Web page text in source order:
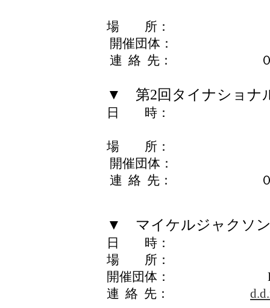
場 所： ケヤ
開催団体： NPO法
連 絡 先： ０９０
▼ 第2回タイナショナ
日 時： 12月5日
場 所： ケヤ
開催団体： NPO法
連 絡 先： ０９０
▼ マイケルジャクソ
日 時： 12月6日
場 所： 野外
開催団体：
連 絡 先：